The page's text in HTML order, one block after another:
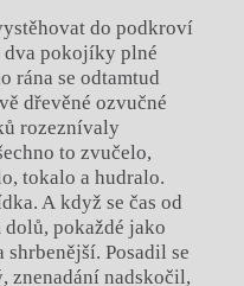
do podkroví
pokojíky plné
rána se odtamtud
dřevěné ozvučné
rozeznívaly
to zvučelo,
tokalo a hudralo.
A když se čas od
pokaždé jako
Posadil se
znenadání nadskočil,